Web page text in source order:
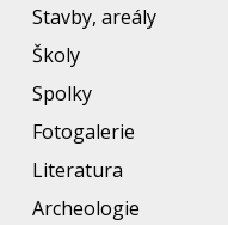
Stavby, areály
Školy
Spolky
Fotogalerie
Literatura
Archeologie